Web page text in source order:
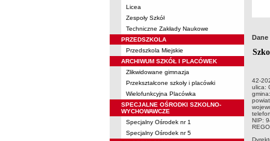
Licea
Zespoły Szkół
Techniczne Zakłady Naukowe
PRZEDSZKOLA
Przedszkola Miejskie
ARCHIWUM SZKÓŁ I PLACÓWEK
Zlikwidowane gimnazja
Przekształcone szkoły i placówki
Wielofunkcyjna Placówka
SPECJALNE OŚRODKI SZKOLNO-
WYCHOWAWCZE
Specjalny Ośrodek nr 1
Specjalny Ośrodek nr 5
42-
ulica:
NIP: